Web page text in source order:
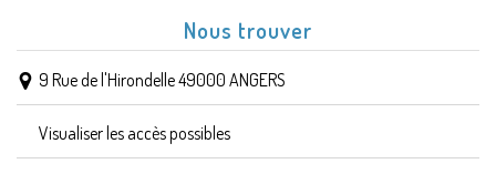
Nous trouver
9 Rue de l'Hirondelle 49000 ANGERS
Visualiser les accès possibles